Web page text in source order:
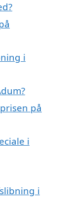
i
på
i
i